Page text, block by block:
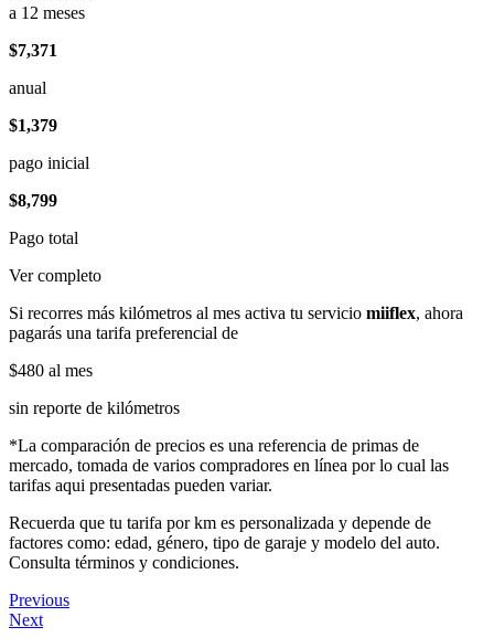
a 12 meses
$7,371
anual
$1,379
pago inicial
$8,799
Pago total
Ver completo
Si recorres más kilómetros al mes activa tu servicio miiflex, ahora
pagarás una tarifa preferencial de
$480 al mes
sin reporte de kilómetros
*La comparación de precios es una referencia de primas de
mercado, tomada de varios compradores en línea por lo cual las
tarifas aqui presentadas pueden variar.
Recuerda que tu tarifa por km es personalizada y depende de
factores como: edad, género, tipo de garaje y modelo del auto.
Consulta términos y condiciones.
Previous
Next